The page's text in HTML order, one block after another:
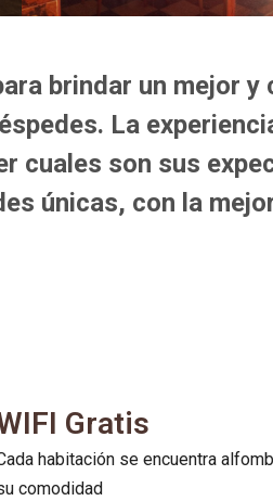
brindar un mejor y
La
cuales son sus
únicas, con la
Gratis
habitación se encuentra
comodidad